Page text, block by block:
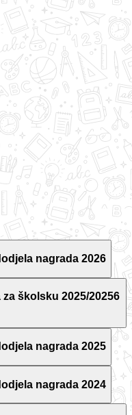
nagrada 2026
školsku 2025/20256
nagrada 2025
nagrada 2024